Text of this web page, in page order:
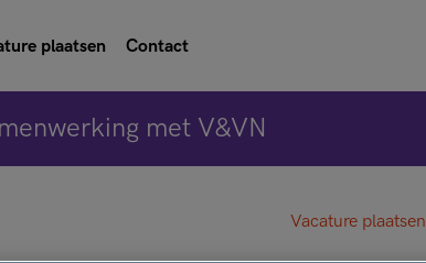
plaatsen Contact
met V&VN
Vacature plaatsen